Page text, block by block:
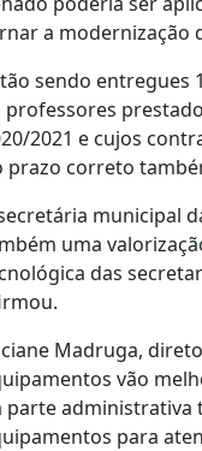
a modernização
sendo entregues
professores
2021 e cujos
prazo correto
municipal
uma
das
Madruga,
vão
parte administrativa
para